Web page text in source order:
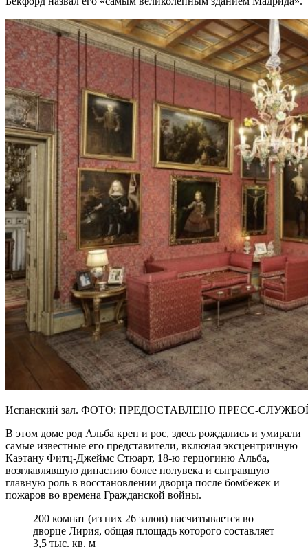
Испанский зал. ФОТО: ПРЕДОСТАВЛЕНО ПРЕСС-
В этом доме род Альба креп и рос, здесь рождались и умирали
самые известные его представители, включая эксцентричную
Каэтану Фитц-Джеймс Стюарт, 18-ю герцогиню Альба,
возглавлявшую династию более полувека и сыгравшую
главную роль в восстановлении дворца после бомбежек и
пожаров во времена Гражданской войны.
200 комнат (из них 26 залов) насчитывается во
дворце Лирия, общая площадь которого составляет
3,5 тыс. кв. м